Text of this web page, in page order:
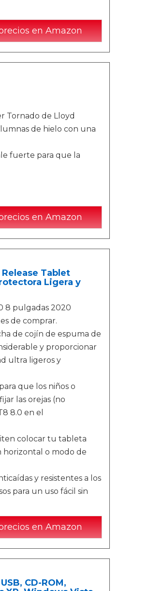
en Amazon
Tornado de Lloyd
de hielo con una
fuerte para que la
en Amazon
Tablet
Ligera y
8 pulgadas 2020
de comprar.
de cojín de espuma de
y proporcionar
ultra ligeros y
que los niños o
las orejas (no
8.0 en el
colocar tu tableta
horizontal o modo de
y resistentes a los
para un uso fácil sin
en Amazon
CD-ROM,